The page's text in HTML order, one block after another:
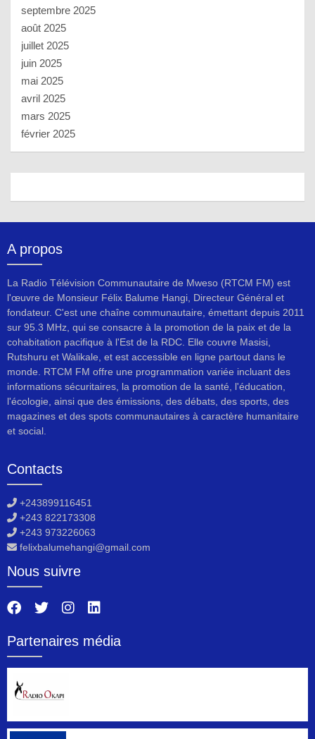
septembre 2025
août 2025
juillet 2025
juin 2025
mai 2025
avril 2025
mars 2025
février 2025
A propos
La Radio Télévision Communautaire de Mweso (RTCM FM) est
l'œuvre de Monsieur Félix Balume Hangi, Directeur Général et
fondateur. C'est une chaîne communautaire, émettant depuis 2011
sur 95.3 MHz, qui se consacre à la promotion de la paix et de la
cohabitation pacifique à l'Est de la RDC. Elle couvre Masisi,
Rutshuru et Walikale, et est accessible en ligne partout dans le
monde. RTCM FM offre une programmation variée incluant des
informations sécuritaires, la promotion de la santé, l'éducation,
l'écologie, ainsi que des émissions, des débats, des sports, des
magazines et des spots communautaires à caractère humanitaire
et social.
Contacts
+243899116451
+243 822173308
+243 973226063
felixbalumehangi@gmail.com
Nous suivre
Partenaires média